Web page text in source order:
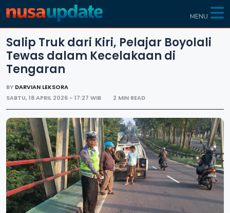
MENU
Salip Truk dari Kiri, Pelajar Boyolali
Tewas dalam Kecelakaan di
Tengaran
BY DARVIAN LEKSORA
SABTU, 18 APRIL 2026 - 17:27 WIB
2 MIN READ